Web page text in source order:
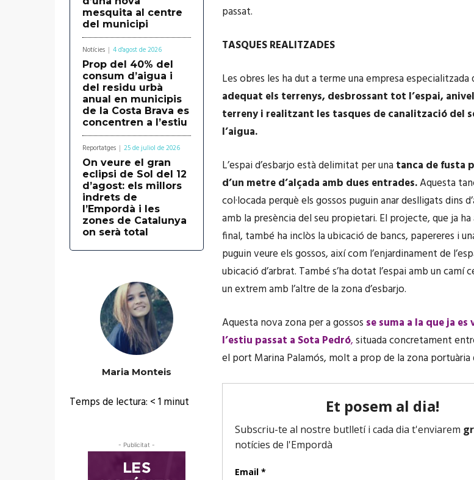
mesquita al centre
del municipi
Notícies 4 d'agost de 2026
Prop del 40% del
consum d’aigua i
del residu urbà
anual en municipis
de la Costa Brava es
concentren a l’estiu
Reportatges 25 de juliol de 2026
On veure el gran
eclipsi de Sol del 12
d’agost: els millors
indrets de
l’Empordà i les
zones de Catalunya
on serà total
Maria Monteis
Temps de lectura: < 1minut
- Publicitat -
passat.
TASQUES REALITZADES
Les obres les ha dut a terme una empresa especialitzada
adequat els terrenys, desbrossant tot l’espai,
terreny i realitzant les tasques de canalització del
l’aigua.
L’espai d’esbarjo està delimitat per una tanca de fusta
d’un metre d’alçada amb dues entrades.Aquesta
col·locada perquè els gossos puguin anar deslligats dins
amb la presència del seu propietari. El projecte, que ja ha
final, també ha inclòs la ubicació de bancs, papereres i
puguin veure els gossos, així com l’enjardinament de
ubicació d’arbrat. També s’ha dotat l’espai amb un camí
un extrem amb l’altre de la zona d’esbarjo.
Aquesta nova zona per a gossos se suma a la que ja es
l’estiu passat a Sota Pedró,situada concretament
el port Marina Palamós, molt a prop de la zona portuària